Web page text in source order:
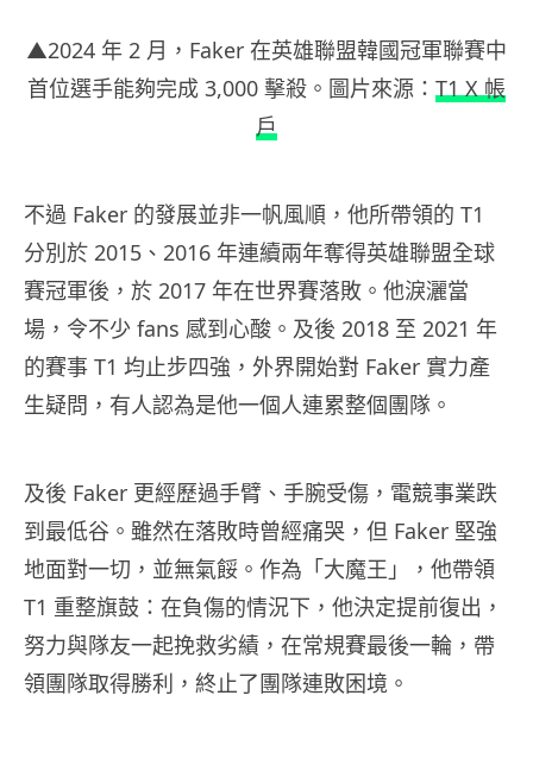
▲2024 年 2 月，Faker 在英雄聯盟韓國冠軍聯賽中
首位選手能夠完成 3,000 擊殺。圖片來源： T1 X 帳
戶
不過 Faker 的發展並非一帆風順，他所帶領的 T1
分別於 2015、2016 年連續兩年奪得英雄聯盟全球
賽冠軍後，於 2017 年在世界賽落敗。他淚灑當
場，令不少 fans 感到心酸。及後 2018 至 2021 年
的賽事 T1 均止步四強，外界開始對 Faker 實力產
生疑問，有人認為是他一個人連累整個團隊。
及後 Faker 更經歷過手臂、手腕受傷，電競事業跌
到最低谷。雖然在落敗時曾經痛哭，但 Faker 堅強
地面對一切，並無氣餒。作為「大魔王」，他帶領
T1 重整旗鼓：在負傷的情況下，他決定提前復出，
努力與隊友一起挽救劣績，在常規賽最後一輪，帶
領團隊取得勝利，終止了團隊連敗困境。